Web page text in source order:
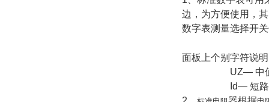
边，为方便使用，
数字表测量选择开
面板上个别字符说
UZ— 中值电
Id— 短路